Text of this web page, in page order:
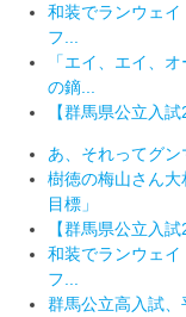
和装でランウェ
フ...
「エイ、エイ、
の鏑...
【群馬県公立入
あ、それってグ
樹徳の梅山さん
目標」
【群馬県公立入
和装でランウェ
フ...
群馬公立高入試